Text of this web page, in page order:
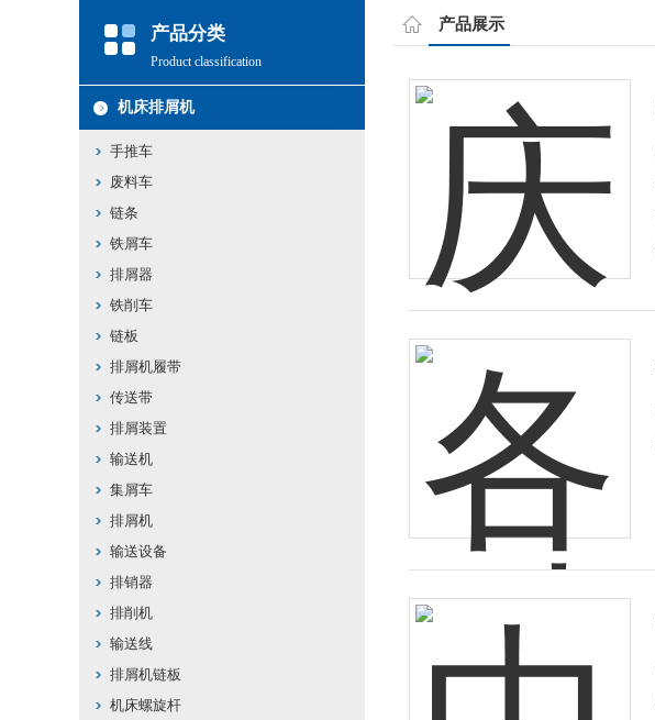
产品分类
Product classification
机床排屑机
手推车
废料车
链条
铁屑车
排屑器
铁削车
链板
排屑机履带
传送带
排屑装置
输送机
集屑车
排屑机
输送设备
排销器
排削机
输送线
排屑机链板
机床螺旋杆
产品展示